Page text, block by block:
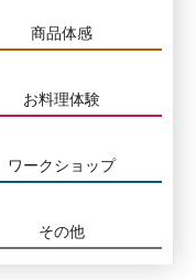
商品体感
お料理体験
ワークショップ
その他